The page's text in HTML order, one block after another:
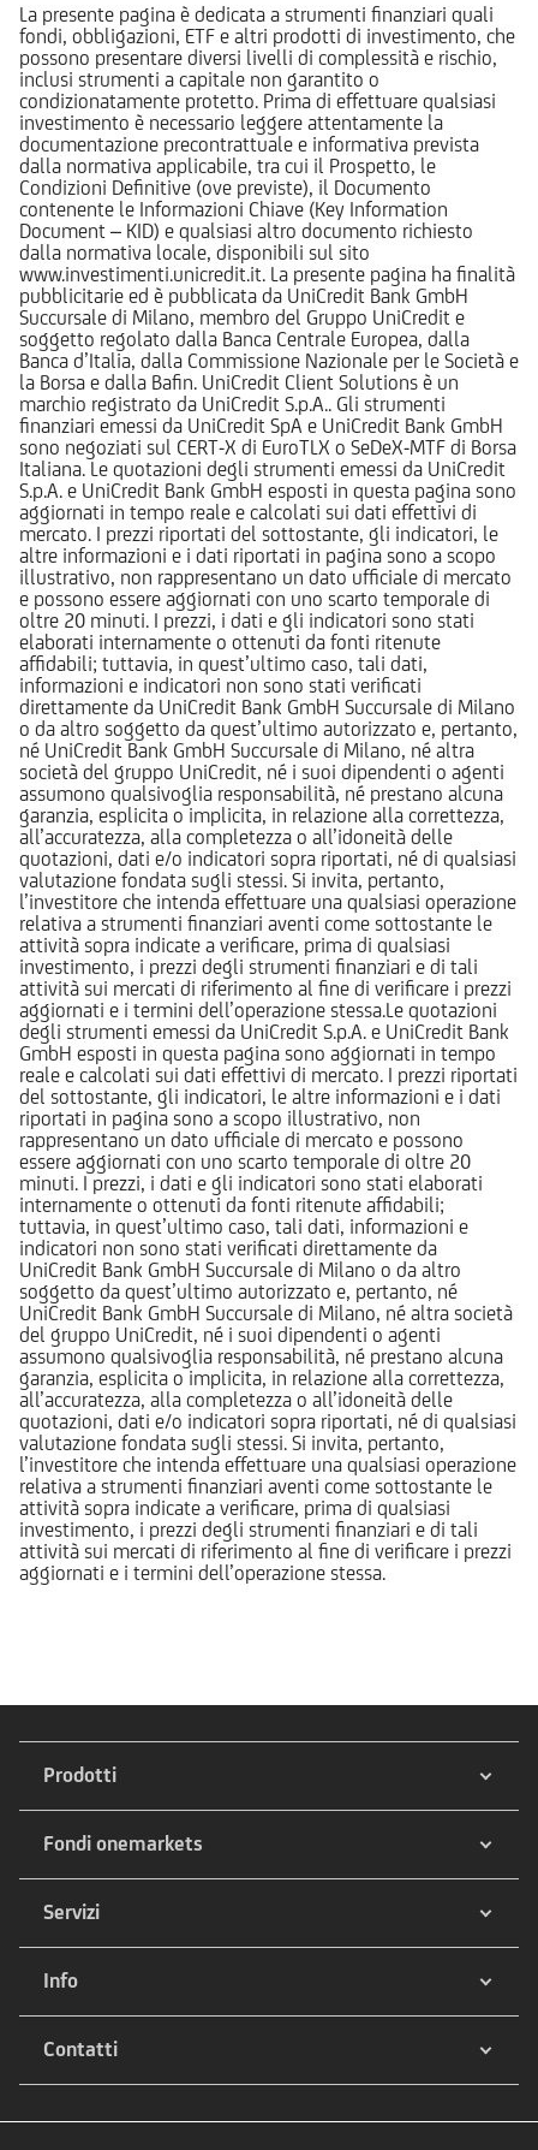
La presente pagina è dedicata a strumenti finanziari quali
fondi, obbligazioni, ETF e altri prodotti di investimento, che
possono presentare diversi livelli di complessità e rischio,
inclusi strumenti a capitale non garantito o
condizionatamente protetto. Prima di effettuare qualsiasi
investimento è necessario leggere attentamente la
documentazione precontrattuale e informativa prevista
dalla normativa applicabile, tra cui il Prospetto, le
Condizioni Definitive (ove previste), il Documento
contenente le Informazioni Chiave (Key Information
Document – KID) e qualsiasi altro documento richiesto
dalla normativa locale, disponibili sul sito
www.investimenti.unicredit.it. La presente pagina ha finalità
pubblicitarie ed è pubblicata da UniCredit Bank GmbH
Succursale di Milano, membro del Gruppo UniCredit e
soggetto regolato dalla Banca Centrale Europea, dalla
Banca d’Italia, dalla Commissione Nazionale per le Società e
la Borsa e dalla Bafin. UniCredit Client Solutions è un
marchio registrato da UniCredit S.p.A.. Gli strumenti
finanziari emessi da UniCredit SpA e UniCredit Bank GmbH
sono negoziati sul CERT-X di EuroTLX o SeDeX-MTF di Borsa
Italiana. Le quotazioni degli strumenti emessi da UniCredit
S.p.A. e UniCredit Bank GmbH esposti in questa pagina sono
aggiornati in tempo reale e calcolati sui dati effettivi di
mercato. I prezzi riportati del sottostante, gli indicatori, le
altre informazioni e i dati riportati in pagina sono a scopo
illustrativo, non rappresentano un dato ufficiale di mercato
e possono essere aggiornati con uno scarto temporale di
oltre 20 minuti. I prezzi, i dati e gli indicatori sono stati
elaborati internamente o ottenuti da fonti ritenute
affidabili; tuttavia, in quest’ultimo caso, tali dati,
informazioni e indicatori non sono stati verificati
direttamente da UniCredit Bank GmbH Succursale di Milano
o da altro soggetto da quest’ultimo autorizzato e, pertanto,
né UniCredit Bank GmbH Succursale di Milano, né altra
società del gruppo UniCredit, né i suoi dipendenti o agenti
assumono qualsivoglia responsabilità, né prestano alcuna
garanzia, esplicita o implicita, in relazione alla correttezza,
all’accuratezza, alla completezza o all’idoneità delle
quotazioni, dati e/o indicatori sopra riportati, né di qualsiasi
valutazione fondata sugli stessi. Si invita, pertanto,
l’investitore che intenda effettuare una qualsiasi operazione
relativa a strumenti finanziari aventi come sottostante le
attività sopra indicate a verificare, prima di qualsiasi
investimento, i prezzi degli strumenti finanziari e di tali
attività sui mercati di riferimento al fine di verificare i prezzi
aggiornati e i termini dell’operazione stessa.Le quotazioni
degli strumenti emessi da UniCredit S.p.A. e UniCredit Bank
GmbH esposti in questa pagina sono aggiornati in tempo
reale e calcolati sui dati effettivi di mercato. I prezzi riportati
del sottostante, gli indicatori, le altre informazioni e i dati
riportati in pagina sono a scopo illustrativo, non
rappresentano un dato ufficiale di mercato e possono
essere aggiornati con uno scarto temporale di oltre 20
minuti. I prezzi, i dati e gli indicatori sono stati elaborati
internamente o ottenuti da fonti ritenute affidabili;
tuttavia, in quest’ultimo caso, tali dati, informazioni e
indicatori non sono stati verificati direttamente da
UniCredit Bank GmbH Succursale di Milano o da altro
soggetto da quest’ultimo autorizzato e, pertanto, né
UniCredit Bank GmbH Succursale di Milano, né altra società
del gruppo UniCredit, né i suoi dipendenti o agenti
assumono qualsivoglia responsabilità, né prestano alcuna
garanzia, esplicita o implicita, in relazione alla correttezza,
all’accuratezza, alla completezza o all’idoneità delle
quotazioni, dati e/o indicatori sopra riportati, né di qualsiasi
valutazione fondata sugli stessi. Si invita, pertanto,
l’investitore che intenda effettuare una qualsiasi operazione
relativa a strumenti finanziari aventi come sottostante le
attività sopra indicate a verificare, prima di qualsiasi
investimento, i prezzi degli strumenti finanziari e di tali
attività sui mercati di riferimento al fine di verificare i prezzi
aggiornati e i termini dell’operazione stessa.
Prodotti
Fondi onemarkets
Servizi
Info
Contatti